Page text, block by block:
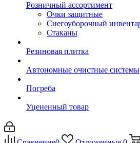
Розничный ассортимент
Очки защитные
Снегоуборочный
Стаканы
Резиновая плитка
Автономные очистные системы
Погреба
Уцененный товар